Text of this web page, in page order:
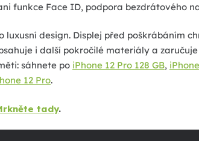
funkce Face ID, podpora bezdrátového
design. Displej před poškrábáním
i další pokročilé materiály a
sáhnete po iPhone 12 Pro 128 GB,
12 Pro.
tady.